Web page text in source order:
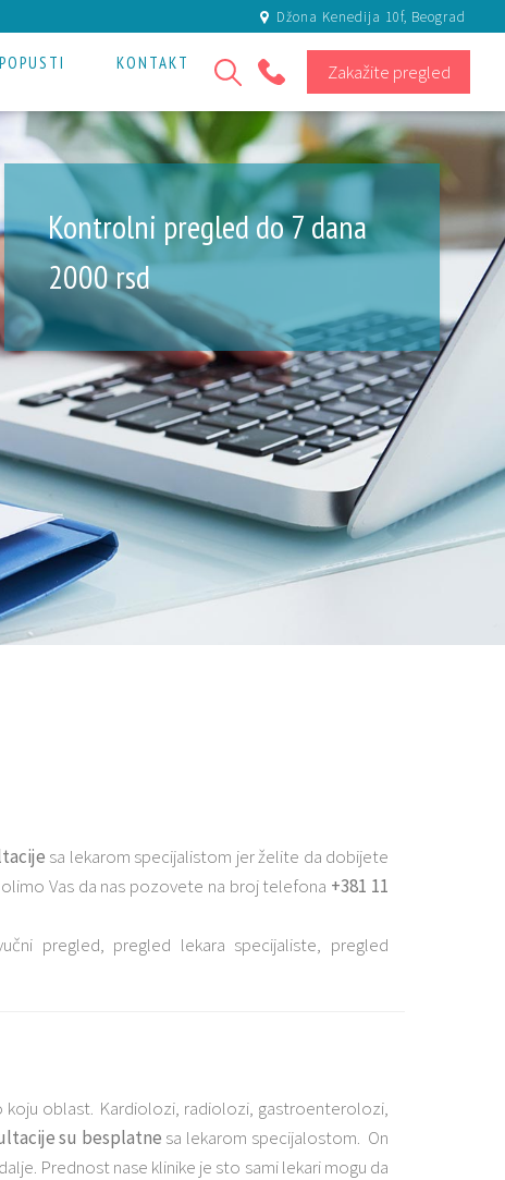
Džona Kenedija 10f, Beograd
POPUSTI KONTAKT
+381 11 301 80 81
Zakažite pregled
Kontrolni pregled do 7 dana
2000rsd
sa lekarom specijalistom jer želite da dobijete
Vas da nas pozovete na broj telefona +381 11
pregled, pregled lekara specijaliste, pregled
koju oblast. Kardiolozi, radiolozi, gastroenterolozi,
su besplatne sa lekarom specijalostom. On
Prednost nase klinike je sto sami lekari mogu da